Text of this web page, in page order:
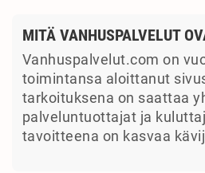
MITÄ VANHUSPALVELUT
Vanhuspalvelut.com on
toimintansa aloittanut
tarkoituksena on saattaa
palveluntuottajat ja
tavoitteena on kasvaa